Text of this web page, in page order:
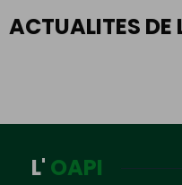
ACTUALITES DE
L' OAPI